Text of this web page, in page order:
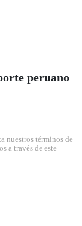
peruano
nuestros términos de
a través de este